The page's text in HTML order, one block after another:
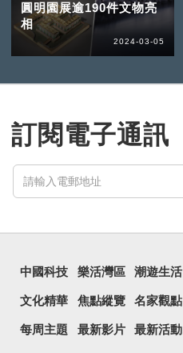
圓明園展逾190件文物亮
相
2024-03-05
訂閱電子通訊
中國科技 樂活灣區 潮遊生活
文化精華 焦點縱覽 名家觀點
每周主題 最新影片 最新活動